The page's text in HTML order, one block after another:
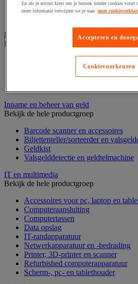
Deurnaambord
Folderrek en -houder
Bekijk de hele productgroep
Tafel folderstandaard
Inname en beheer van geld
Bekijk de hele productgroep
Barcode scanner en accessoires
Biljettenteller/sorteerder en
Geldkist
Valsgelddetectie en geldtelmachine
IT en multimedia
Bekijk de hele productgroep
Accessoires voor pc, laptop en
Computeraansluiting
Computertassen
Data opslag
IT-randapparatuur
Netwerkapparatuur en -bedrading
Printer, 3D-printer en scanner
Refurbished computerapparatuur
Scherm-, pc- en tablethouder
En als je ervoor kiest om je bezoek zonder cookies voort
meer informatie verwijzen we je naar onze
Accepteren en
Cookievoorkeuren